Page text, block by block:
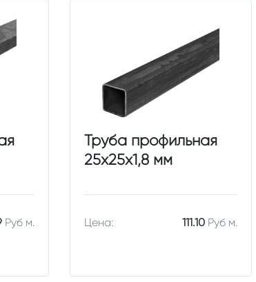
Руб м.
Труба профильная
25х25х1,8 мм
Цена: 111.10 Руб м.